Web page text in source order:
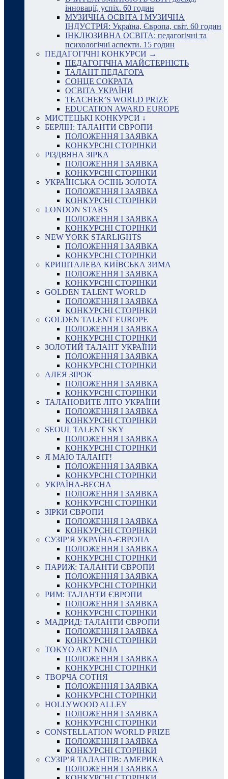
інновації, успіх. 60 годин
МУЗИЧНА ОСВІТА І МУЗИЧНА
ІНДУСТРІЯ: Україна, Європа, світ. 60 годин
ІНКЛЮЗИВНА ОСВІТА: педагогічні та
психологічні аспекти. 15 годин
ПЕДАГОГІЧНІ КОНКУРСИ →
ПЕДАГОГІЧНА МАЙСТЕРНІСТЬ
ТАЛАНТ ПЕДАГОГА
СОНЦЕ СОКРАТА
ОСВІТА УКРАЇНИ
TEACHER’S WORLD PRIZE
EDUCATION AWARD EUROPE
МИСТЕЦЬКІ КОНКУРСИ ↓
БЕРЛІН: ТАЛАНТИ ЄВРОПИ
ПОЛОЖЕННЯ І ЗАЯВКА
КОНКУРСНІ СТОРІНКИ
РІЗДВЯНА ЗІРКА
ПОЛОЖЕННЯ І ЗАЯВКА
КОНКУРСНІ СТОРІНКИ
УКРАЇНСЬКА ОСІНЬ ЗОЛОТА
ПОЛОЖЕННЯ І ЗАЯВКА
КОНКУРСНІ СТОРІНКИ
LONDON STARS
ПОЛОЖЕННЯ І ЗАЯВКА
КОНКУРСНІ СТОРІНКИ
NEW YORK STARLIGHTS
ПОЛОЖЕННЯ І ЗАЯВКА
КОНКУРСНІ СТОРІНКИ
КРИШТАЛЕВА КИЇВСЬКА ЗИМА
ПОЛОЖЕННЯ І ЗАЯВКА
КОНКУРСНІ СТОРІНКИ
GOLDEN TALENT WORLD
ПОЛОЖЕННЯ І ЗАЯВКА
КОНКУРСНІ СТОРІНКИ
GOLDEN TALENT EUROPE
ПОЛОЖЕННЯ І ЗАЯВКА
КОНКУРСНІ СТОРІНКИ
ЗОЛОТИЙ ТАЛАНТ УКРАЇНИ
ПОЛОЖЕННЯ І ЗАЯВКА
КОНКУРСНІ СТОРІНКИ
АЛЕЯ ЗІРОК
ПОЛОЖЕННЯ І ЗАЯВКА
КОНКУРСНІ СТОРІНКИ
ТАЛАНОВИТЕ ЛІТО УКРАЇНИ
ПОЛОЖЕННЯ І ЗАЯВКА
КОНКУРСНІ СТОРІНКИ
SEOUL TALENT SKY
ПОЛОЖЕННЯ І ЗАЯВКА
КОНКУРСНІ СТОРІНКИ
Я МАЮ ТАЛАНТ!
ПОЛОЖЕННЯ І ЗАЯВКА
КОНКУРСНІ СТОРІНКИ
УКРАЇНА-ВЕСНА
ПОЛОЖЕННЯ І ЗАЯВКА
КОНКУРСНІ СТОРІНКИ
ЗІРКИ ЄВРОПИ
ПОЛОЖЕННЯ І ЗАЯВКА
КОНКУРСНІ СТОРІНКИ
СУЗІР’Я УКРАЇНА-ЄВРОПА
ПОЛОЖЕННЯ І ЗАЯВКА
КОНКУРСНІ СТОРІНКИ
ПАРИЖ: ТАЛАНТИ ЄВРОПИ
ПОЛОЖЕННЯ І ЗАЯВКА
КОНКУРСНІ СТОРІНКИ
РИМ: ТАЛАНТИ ЄВРОПИ
ПОЛОЖЕННЯ І ЗАЯВКА
КОНКУРСНІ СТОРІНКИ
МАДРИД: ТАЛАНТИ ЄВРОПИ
ПОЛОЖЕННЯ І ЗАЯВКА
КОНКУРСНІ СТОРІНКИ
TOKYO ART NINJA
ПОЛОЖЕННЯ І ЗАЯВКА
КОНКУРСНІ СТОРІНКИ
ТВОРЧА СОТНЯ
ПОЛОЖЕННЯ І ЗАЯВКА
КОНКУРСНІ СТОРІНКИ
HOLLYWOOD ALLEY
ПОЛОЖЕННЯ І ЗАЯВКА
КОНКУРСНІ СТОРІНКИ
CONSTELLATION WORLD PRIZE
ПОЛОЖЕННЯ І ЗАЯВКА
КОНКУРСНІ СТОРІНКИ
СУЗІР’Я ТАЛАНТІВ: АМЕРИКА
ПОЛОЖЕННЯ І ЗАЯВКА